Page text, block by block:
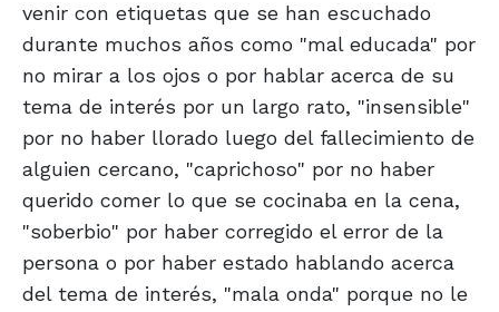
venir con etiquetas que se han escuchado
durante muchos años como "mal educada" por
no mirar a los ojos o por hablar acerca de su
tema de interés por un largo rato, "insensible"
por no haber llorado luego del fallecimiento de
alguien cercano, "caprichoso" por no haber
querido comer lo que se cocinaba en la cena,
"soberbio" por haber corregido el error de la
persona o por haber estado hablando acerca
del tema de interés, "mala onda" porque no le